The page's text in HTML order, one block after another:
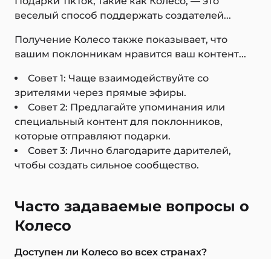
веселый способ поддержать создателей...
Получение Колесо также показывает, что
вашим поклонникам нравится ваш контент...
Совет 1: Чаще взаимодействуйте со
зрителями через прямые эфиры.
Совет 2: Предлагайте упоминания или
специальный контент для поклонников,
которые отправляют подарки.
Совет 3: Лично благодарите дарителей,
чтобы создать сильное сообщество.
Часто задаваемые вопросы о
Колесо
Доступен ли Колесо во всех странах?